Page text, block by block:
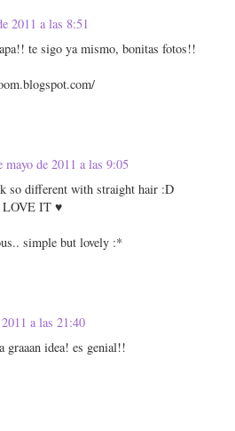
2011 a las 8:51
te sigo ya mismo, bonitas fotos!!
mayo de 2011 a las 9:05
so different with straight hair :D
LOVE IT ♥
simple but lovely :*
a las 21:40
graaan idea! es genial!!